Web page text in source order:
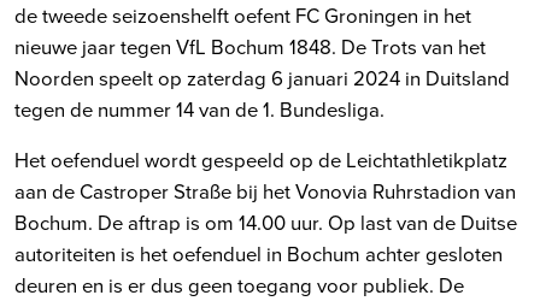
de tweede seizoenshelft oefent FC Groningen in het
nieuwe jaar tegen VfL Bochum 1848. De Trots van het
Noorden speelt op zaterdag 6 januari 2024 in Duitsland
tegen de nummer 14 van de 1. Bundesliga.
Het oefenduel wordt gespeeld op de Leichtathletikplatz
aan de Castroper Straße bij het Vonovia Ruhrstadion van
Bochum. De aftrap is om 14.00 uur. Op last van de Duitse
autoriteiten is het oefenduel in Bochum achter gesloten
deuren en is er dus geen toegang voor publiek. De